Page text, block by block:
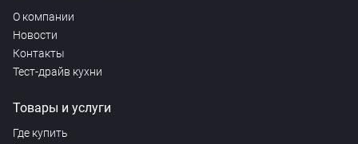
О компании
Новости
Контакты
Тест-драйв кухни
Товары и услуги
Где купить